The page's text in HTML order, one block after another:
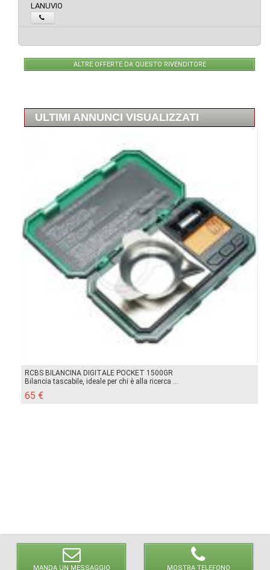
MANDA UN MESSAGGIO MOSTRA TELEFONO
LANUVIO
ALTRE OFFERTE DA QUESTO RIVENDITORE
ULTIMI ANNUNCI VISUALIZZATI
RCBS BILANCINA DIGITALE POCKET 1500GR
Bilancia tascabile, ideale per chi è alla ricerca ...
65 €